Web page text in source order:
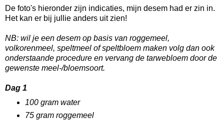
De foto's hieronder zijn indicaties, mijn desem had er zin in.
Het kan er bij jullie anders uit zien!
NB: wil je een desem op basis van roggemeel,
volkorenmeel, speltmeel of speltbloem maken volg dan ook
onderstaande procedure en vervang de tarwebloem door de
gewenste meel-/bloemsoort.
Dag 1
100 gram water
75 gram roggemeel